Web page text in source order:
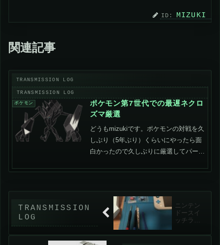
MIZUKI
関連記事
ポケモン
ポケモン第7世代での最遅ネクロ
ズマ厳選
どうもmizukiです。ポケモンの対戦を久
しぶり（5年ぶり）くらいにやったら面
白かったので久しぶりに厳選してパーテ
体値＋性格両方を後から変更できるよう
るようになって快適...
ニンテン
ドースイ
ッチライ
イコンを